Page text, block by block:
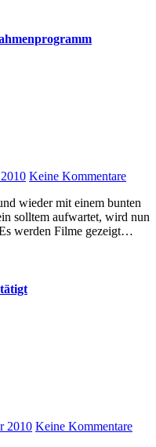
Keine Kommentare
solltem aufwartet, wird nun
werden Filme gezeigt…
2010 Keine Kommentare